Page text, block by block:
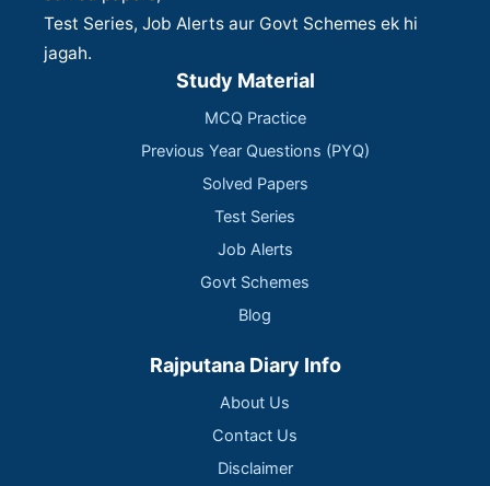
Test Series, Job Alerts aur Govt Schemes ek hi
jagah.
Study Material
MCQ Practice
Previous Year Questions (PYQ)
Solved Papers
Test Series
Job Alerts
Govt Schemes
Blog
Rajputana Diary Info
About Us
Contact Us
Disclaimer